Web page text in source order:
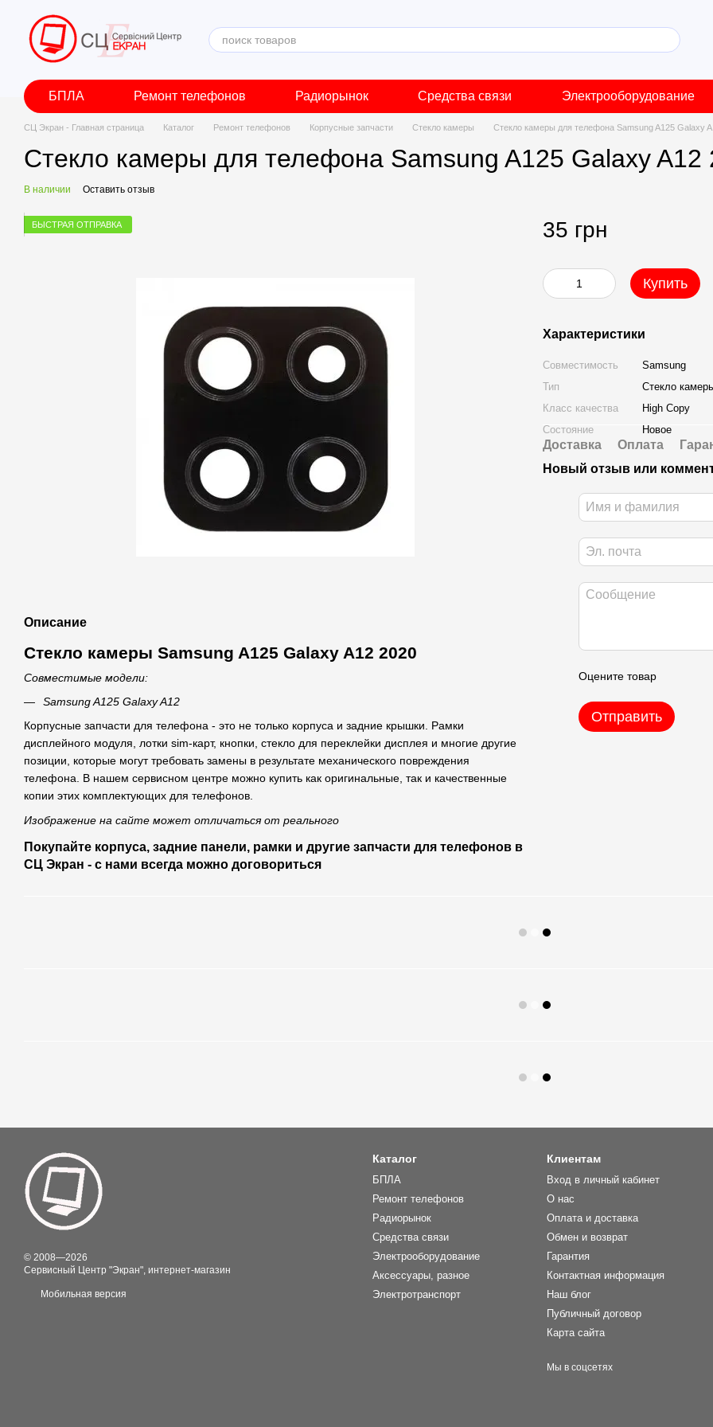
Перейти к основному контенту
БПЛА Ремонт телефонов Радиорынок Средства связи Электрооборудование
СЦ Экран - Главная страница Каталог Ремонт телефонов Корпусные запчасти Стекло камеры Стекло камеры для телефона Samsung A125 Galaxy
Стекло камеры для телефона Samsung A125 Galaxy A12
В наличии Оставить отзыв
БЫСТРАЯ ОТПРАВКА
Описание
Стекло камеры Samsung A125 Galaxy A12 2020
Совместимые модели:
Samsung A125 Galaxy A12
Корпусные запчасти для телефона - это не только корпуса и задние крышки. Рамки
дисплейного модуля, лотки sim-карт, кнопки, стекло для переклейки дисплея и многие другие
позиции, которые могут требовать замены в результате механического повреждения
телефона. В нашем сервисном центре можно купить как оригинальные, так и качественные
копии этих комплектующих для телефонов.
Изображение на сайте может отличаться от реального
Покупайте корпуса, задние панели, рамки и другие запчасти для телефонов в
СЦ Экран - с нами всегда можно договориться
35 грн
Купить
Характеристики
Совместимость
Samsung
Тип
Стекло
Класс качества
High Copy
Состояние
Новое
Доставка Оплата
Новый отзыв или
Оцените товар
Отправить
© 2008—2026
Сервисный Центр "Экран", интернет-магазин
Мобильная версия
Каталог
БПЛА
Ремонт телефонов
Радиорынок
Средства связи
Электрооборудование
Аксессуары, разное
Электротранспорт
Клиентам
Вход в личный кабинет
О нас
Оплата и доставка
Обмен и возврат
Гарантия
Контактная информация
Наш блог
Публичный договор
Карта сайта
Мы в соцсетях